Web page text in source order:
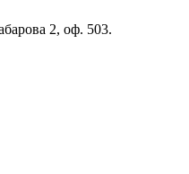
2, оф. 503.